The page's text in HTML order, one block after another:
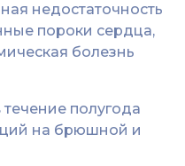
недостаточность
пороки сердца,
болезнь
полугода
на брюшной и